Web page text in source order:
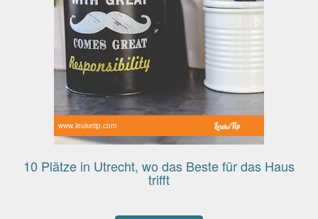
www.leuketip.com
10 Plätze in Utrecht, wo das Beste für das Haus
trifft